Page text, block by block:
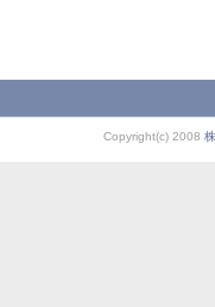
Copyright(c) 2008